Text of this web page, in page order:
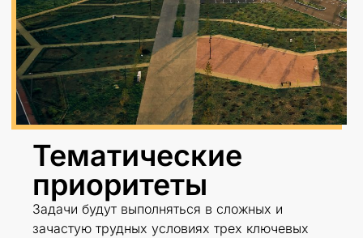
Тематические
приоритеты
Задачи будут выполняться в сложных и
зачастую трудных условиях трех ключевых